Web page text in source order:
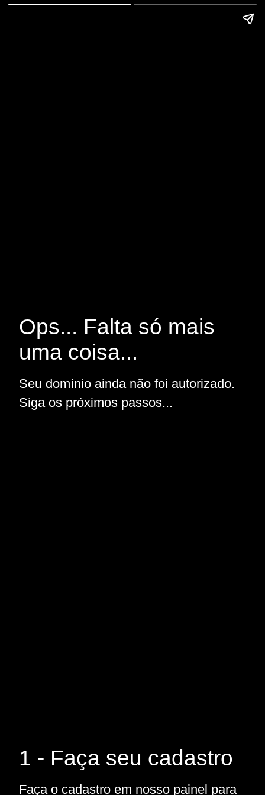
Ops... Falta só mais
uma coisa...
Seu domínio ainda não foi autorizado.
Siga os próximos passos...
1 - Faça seu cadastro
Faça o cadastro em nosso painel para